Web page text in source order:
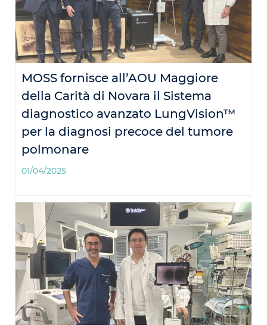
MOSS fornisce all’AOU Maggiore
della Carità di Novara il Sistema
diagnostico avanzato LungVision™
per la diagnosi precoce del tumore
polmonare
01/04/2025